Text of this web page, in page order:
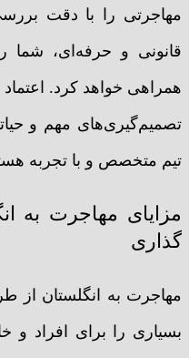
مهاجرتی را با دقت
قانونی و حرفه‌ای، شما
همراهی خواهد کرد.
تصمیم‌گیری‌های مهم و
تیم متخصص و با تجربه
مزایای مهاجرت به
گذاری
مهاجرت به انگلستان از
بسیاری را برای افراد و